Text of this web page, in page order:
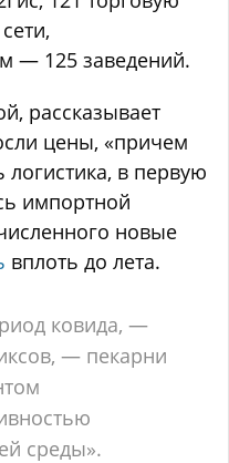
— 125 заведений.
рассказывает
цены, «причем
логистика, в первую
импортной
новые
вплоть до лета.
ковида, —
— пекарни
среды».